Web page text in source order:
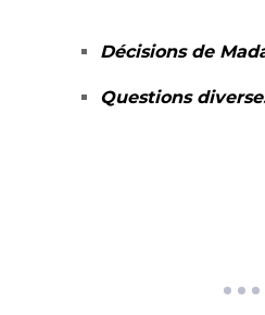
Décisions de
Questions